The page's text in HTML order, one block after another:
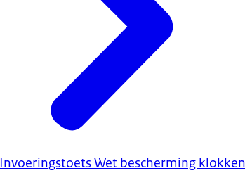
Invoeringstoets Wet bescherming